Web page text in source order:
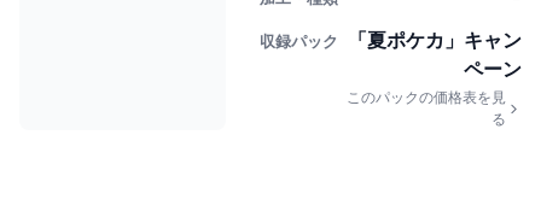
収録パック
「夏ポケカ」キャン
ペーン
このパックの価格表を見
る